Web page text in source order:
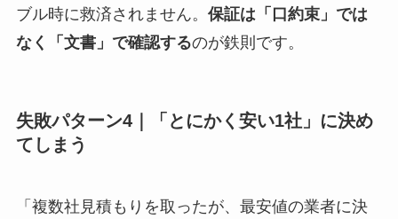
ブル時に救済されません。 保証は「口約束」では
なく「文書」で確認するのが鉄則です。
失敗パターン4｜「とにかく安い1社」に決め
てしまう
「複数社見積もりを取ったが、最安値の業者に決